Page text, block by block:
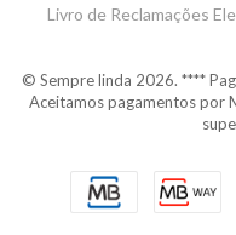
Livro de Reclamações
© Sempre linda 2026. ****
Aceitamos pagamentos por